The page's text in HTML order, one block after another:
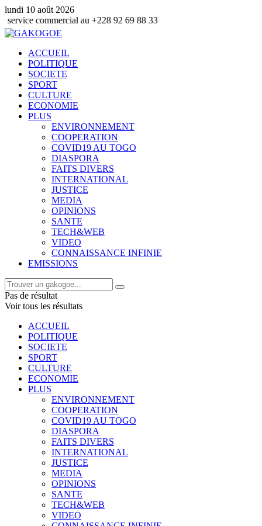
lundi 10 août 2026
au +228 92 69 88 33
ACCUEIL
POLITIQUE
SOCIETE
SPORT
CULTURE
ECONOMIE
PLUS
ENVIRONNEMENT
COOPERATION
COVID19 AU TOGO
DIASPORA
FAITS DIVERS
INTERNATIONAL
JUSTICE
MEDIA
OPINIONS
SANTE
TECH&WEB
VIDEO
CONNAISSANCE INFINIE
EMISSIONS
Pas de résultat
Voir tous les résultats
ACCUEIL
POLITIQUE
SOCIETE
SPORT
CULTURE
ECONOMIE
PLUS
ENVIRONNEMENT
COOPERATION
COVID19 AU TOGO
DIASPORA
FAITS DIVERS
INTERNATIONAL
JUSTICE
MEDIA
OPINIONS
SANTE
TECH&WEB
VIDEO